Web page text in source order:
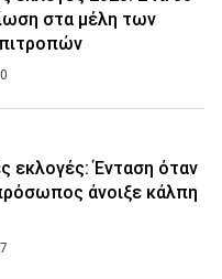
στα μέλη των
εκλογές: Ένταση όταν
άνοιξε κάλπη